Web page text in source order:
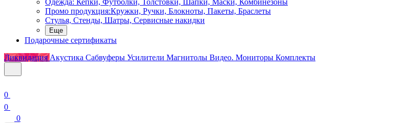
Одежда: Кепки, Футболки, Толстовки, Шапки, Маски, Комбинезоны
Промо продукция:Кружки, Ручки, Блокноты, Пакеты, Браслеты
Стулья, Стенды, Шатры, Сервисные накидки
Еще
Подарочные сертификаты
Ликвидация Акустика Сабвуферы Усилители Магнитолы Видео. Мониторы Комплекты
0
0
0